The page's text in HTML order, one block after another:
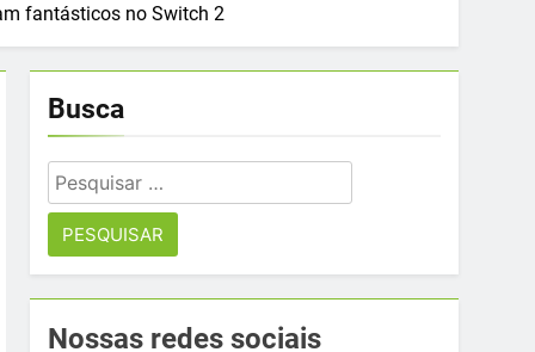
fantásticos no Switch 2
Busca
Pesquisar
por:
Nossas redes sociais